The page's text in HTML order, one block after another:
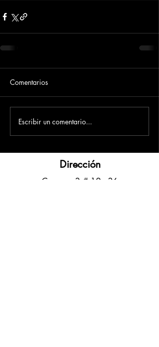
Comentarios
Escribir un comentario...
Dirección
​Carrera 3 # 12 - 36